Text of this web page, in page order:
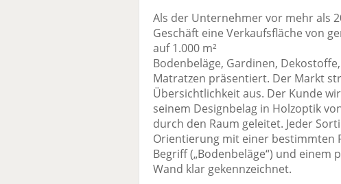
Als der Unternehmer vor mehr als
Geschäft eine Verkaufsfläche von
auf 1.000 m²
Bodenbeläge, Gardinen,
Matratzen präsentiert. Der Markt
Übersichtlichkeit aus. Der Kunde
seinem Designbelag in Holzoptik
durch den Raum geleitet. Jeder
Orientierung mit einer bestimmten
Begriff („Bodenbeläge“) und
Wand klar gekennzeichnet.